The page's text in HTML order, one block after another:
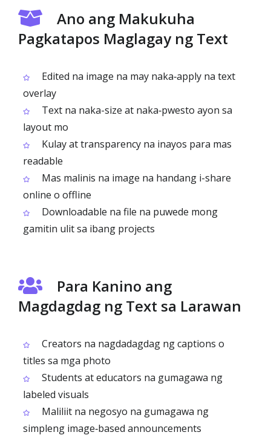
Ano ang Makukuha
Pagkatapos Maglagay ng Text
Edited na image na may naka‑apply na text
overlay
Text na naka-size at naka‑pwesto ayon sa
layout mo
Kulay at transparency na inayos para mas
readable
Mas malinis na image na handang i-share
online o offline
Downloadable na file na puwede mong
gamitin ulit sa ibang projects
Para Kanino ang
Magdagdag ng Text sa Larawan
Creators na nagdadagdag ng captions o
titles sa mga photo
Students at educators na gumagawa ng
labeled visuals
Maliliit na negosyo na gumagawa ng
simpleng image‑based announcements